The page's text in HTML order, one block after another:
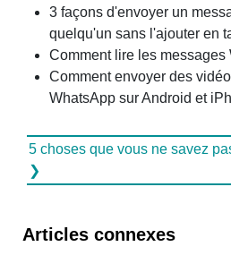
3 façons d'envoyer un
quelqu'un sans l'ajouter en
Comment lire les messages
Comment envoyer des
WhatsApp sur Android et
5 choses que vous ne savez
❯
Articles connexes